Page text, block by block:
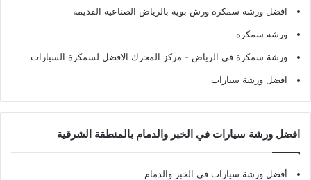
افضل ورشة سمكرة ورش بوية بالرياض الصناعية القديمة
ورشة سمكرة
ورشة سمكرة في الرياض - مركز المحرك الافضل لسمكرة السيارات
افضل ورشة سيارات
افضل ورشة سيارات في الخبر والدمام بالمنطقة الشرقية
أفضل ورشة سيارات في الخبر والدمام